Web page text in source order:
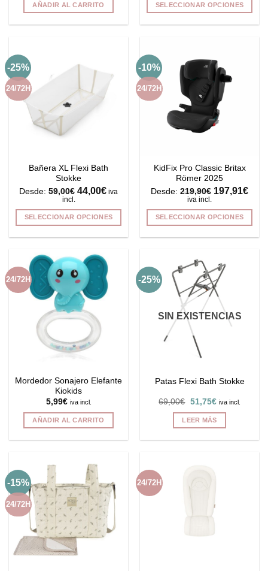
AÑADIR AL CARRITO SELECCIONAR OPCIONES
variantes.
Las
opciones
pueden
elegir
página
de
producto
-25%
24/72H
Bañera XL Flexi Bath
Stokke
Desde: 59,00€ 44,00€ iva
incl.
SELECCIONAR OPCIONES
tiene
múltiples
variantes.
Las
opciones
se
pueden
elegir
página
de
producto
-10%
24/72H
KidFix Pro Classic Britax
Römer 2025
Desde: 219,90€ 197,91€
iva incl.
SELECCIONAR OPCIONES
múltiples
variantes.
Las
opciones
se
en
página
producto
24/72H
Mordedor Sonajero Elefante
Kiokids
5,99€ iva incl.
AÑADIR AL CARRITO
-25%
SIN EXISTENCIAS
Patas Flexi Bath Stokke
69,00€ El
original
era:
51,75€El
actual
es:
iva incl.
LEER MÁS
-15%
24/72H
24/72H